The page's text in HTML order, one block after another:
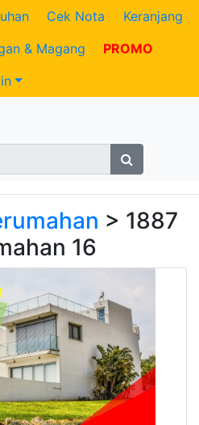
Cek Nota
Keranjang
& Magang
PROMO
> 1887
16